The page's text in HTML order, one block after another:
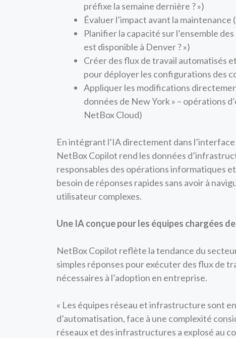
préfixe la semaine dernière ? »)
Évaluer l’impact avant la
Planifier la capacité sur l’ensemble
est disponible à Denver ? »)
Créer des flux de travail automatisés
pour déployer les configurations des
Appliquer les modifications
données de New York » – opérations
NetBox Cloud)
En intégrant l’IA directement dans
NetBox Copilot rend les données
responsables des opérations informatiques
besoin de réponses rapides sans avoir à
utilisateur complexes.
Une IA conçue pour les équipes chargées
NetBox Copilot reflète la tendance du
simples réponses pour exécuter des flux de
nécessaires à l’adoption en entreprise.
« Les équipes réseau et infrastructure sont
d’automatisation, face à une complexité
réseaux et des infrastructures a explosé au